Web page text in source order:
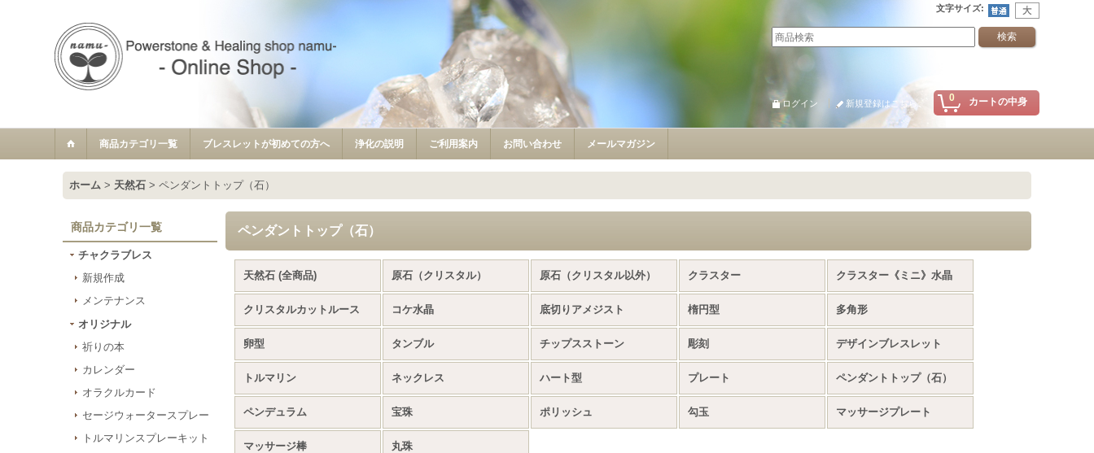
文字サイズ:
0 カートの中身
ログイン 新規登録はこちら
商品カテゴリ一覧 ブレスレットが初めての方へ 浄化の説明 ご利用案内 お問い合わせ メールマガジン
ホーム > 天然石 > ペンダントトップ（石）
商品カテゴリ一覧
チャクラブレス
新規作成
メンテナンス
オリジナル
祈りの本
カレンダー
オラクルカード
セージウォータースプレー
トルマリンスプレーキット
ペンダントトップ（石）
天然石 (全商品) 原石（クリスタル） 原石（クリスタル以外） クラスター クラスター《ミニ》水晶
クリスタルカットルース コケ水晶 底切りアメジスト 楕円型 多角形
卵型 タンブル チップスストーン 彫刻 デザインブレスレット
トルマリン ネックレス ハート型 プレート ペンダントトップ（石）
ペンデュラム 宝珠 ポリッシュ 勾玉 マッサージプレート
マッサージ棒 丸珠